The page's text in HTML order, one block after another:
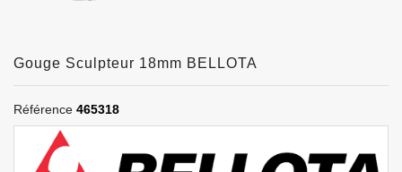
Gouge Sculpteur 18mm BELLOTA
Référence 465318